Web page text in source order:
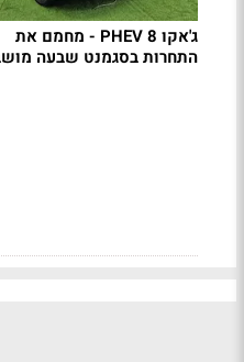
ג'אקו 8 PHEV - מחמם את
התחרות בסגמנט שבעה